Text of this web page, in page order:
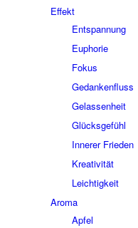
Effekt
Entspannung
Euphorie
Fokus
Gedankenfluss
Gelassenheit
Glücksgefühl
Innerer Frieden
Kreativität
Leichtigkeit
Aroma
Apfel